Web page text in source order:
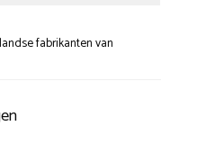
fabrikanten van